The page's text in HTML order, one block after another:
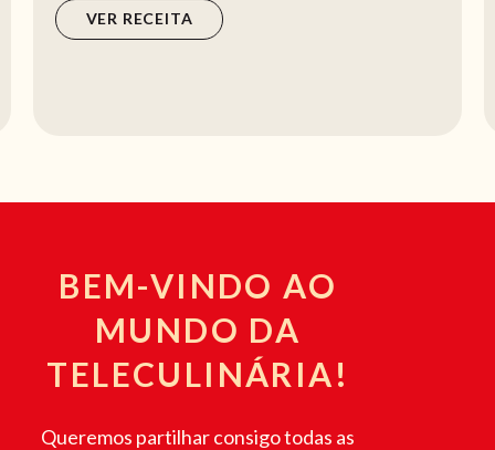
VER RECEITA
BEM-VINDO AO
MUNDO DA
TELECULINÁRIA!
Queremos partilhar consigo todas as